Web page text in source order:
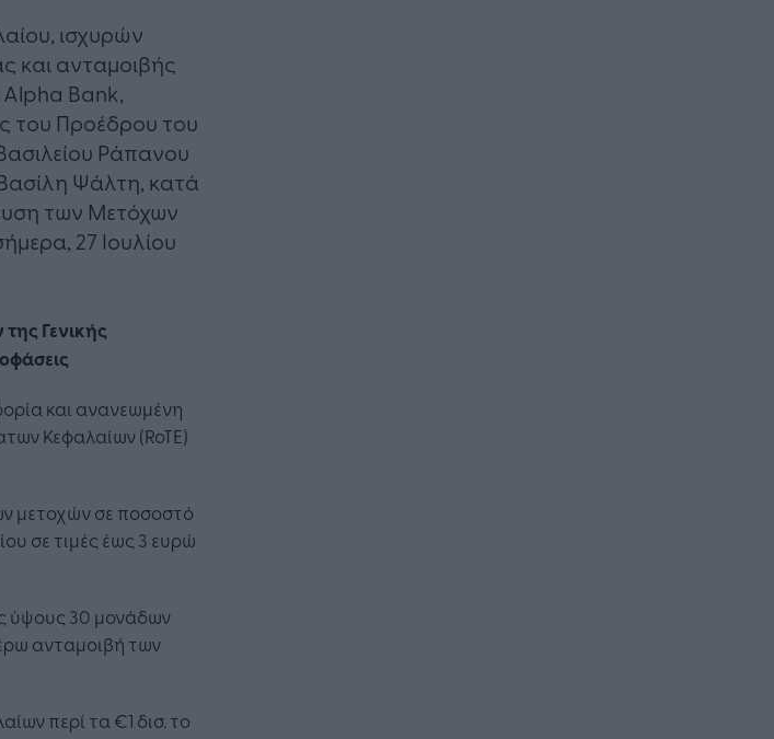
ισχυρών
και ανταμοιβής
Bank,
του Προέδρου του
Ράπανου
Ψάλτη, κατά
των Μετόχων
27 Ιουλίου
Γενικής
και ανανεωμένη
Κεφαλαίων (RoTE)
μετοχών σε ποσοστό
σε τιμές έως 3 ευρώ
ύψους 30 μονάδων
ανταμοιβή των
περί τα €1 δισ. το